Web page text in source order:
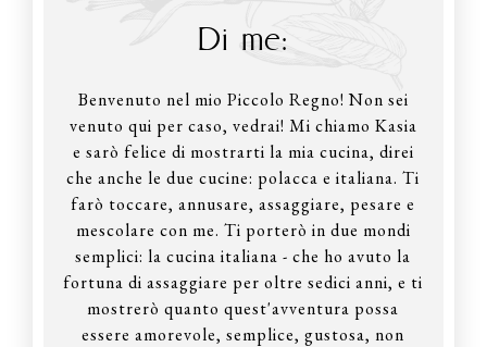
Di me:
Benvenuto nel mio Piccolo Regno! Non sei
venuto qui per caso, vedrai! Mi chiamo Kasia
e sarò felice di mostrarti la mia cucina, direi
che anche le due cucine: polacca e italiana. Ti
farò toccare, annusare, assaggiare, pesare e
mescolare con me. Ti porterò in due mondi
semplici: la cucina italiana - che ho avuto la
fortuna di assaggiare per oltre sedici anni, e ti
mostrerò quanto quest'avventura possa
essere amorevole, semplice, gustosa, non